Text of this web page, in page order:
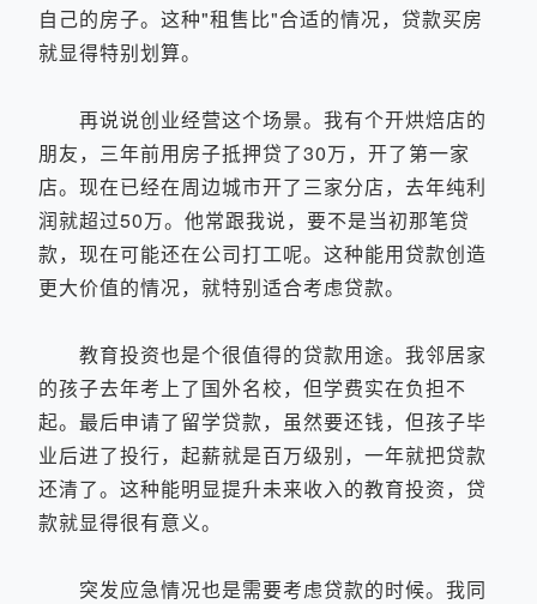
自己的房子。这种"租售比"合适的情况，贷款买房
就显得特别划算。
再说说创业经营这个场景。我有个开烘焙店的
朋友，三年前用房子抵押贷了30万，开了第一家
店。现在已经在周边城市开了三家分店，去年纯利
润就超过50万。他常跟我说，要不是当初那笔贷
款，现在可能还在公司打工呢。这种能用贷款创造
更大价值的情况，就特别适合考虑贷款。
教育投资也是个很值得的贷款用途。我邻居家
的孩子去年考上了国外名校，但学费实在负担不
起。最后申请了留学贷款，虽然要还钱，但孩子毕
业后进了投行，起薪就是百万级别，一年就把贷款
还清了。这种能明显提升未来收入的教育投资，贷
款就显得很有意义。
突发应急情况也是需要考虑贷款的时候。我同